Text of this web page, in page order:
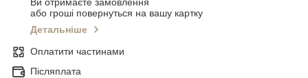
Ви отримаєте замовлення
або гроші повернуться на вашу картку
Детальніше
Оплатити частинами
Післяплата